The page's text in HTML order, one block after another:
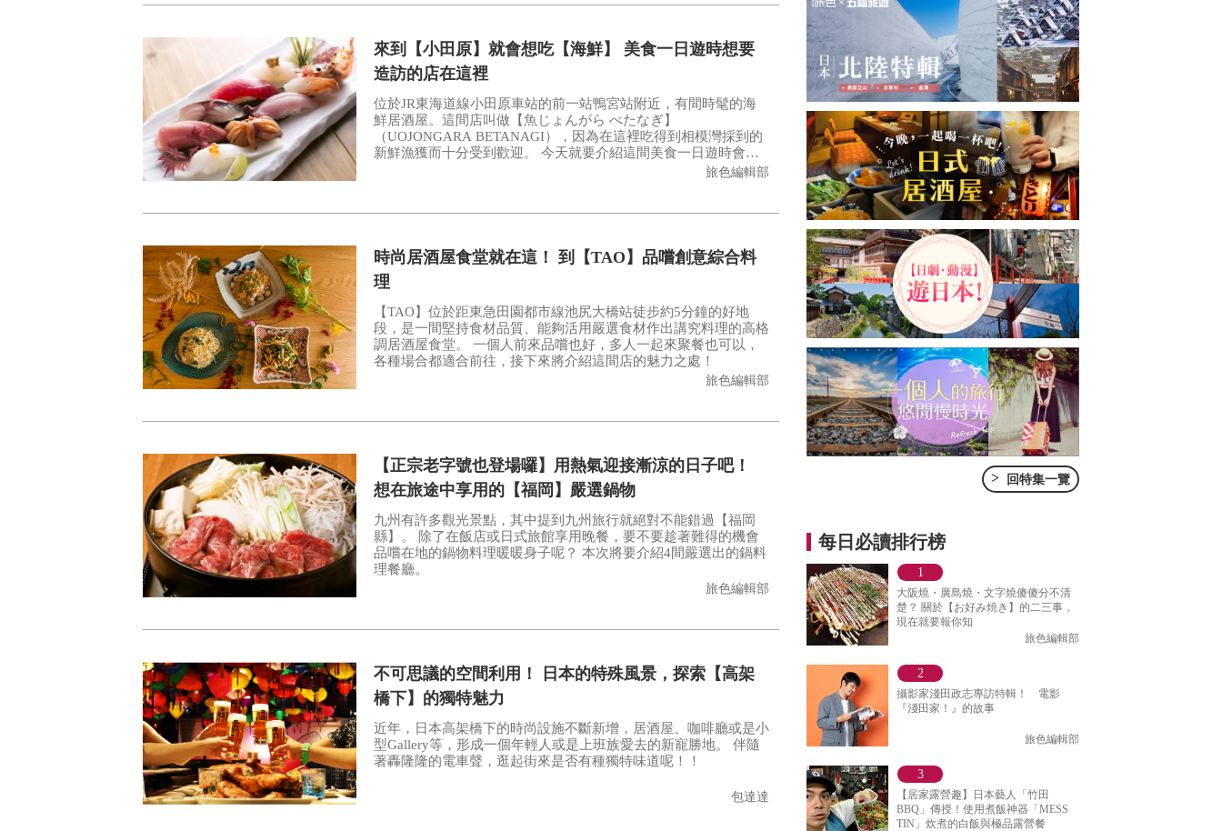
來到【小田原】就會想吃【海鮮】 美食一日遊時想要
造訪的店在這裡
位於JR東海道線小田原車站的前一站鴨宮站附近，有間時髦的海
鮮居酒屋。這間店叫做【魚じょんがら べたなぎ】
（UOJONGARA BETANAGI），因為在這裡吃得到相模灣採到的
新鮮漁獲而十分受到歡迎。 今天就要介紹這間美食一日遊時會想
旅色編輯部
時尚居酒屋食堂就在這！ 到【TAO】品嚐創意綜合料
理
【TAO】位於距東急田園都市線池尻大橋站徒步約5分鐘的好地
段，是一間堅持食材品質、能夠活用嚴選食材作出講究料理的高格
調居酒屋食堂。 一個人前來品嚐也好，多人一起來聚餐也可以，
各種場合都適合前往，接下來將介紹這間店的魅力之處！
旅色編輯部
【正宗老字號也登場囉】用熱氣迎接漸涼的日子吧！
想在旅途中享用的【福岡】嚴選鍋物
九州有許多觀光景點，其中提到九州旅行就絕對不能錯過【福岡
縣】。 除了在飯店或日式旅館享用晚餐，要不要趁著難得的機會
品嚐在地的鍋物料理暖暖身子呢？ 本次將要介紹4間嚴選出的鍋料
理餐廳。
旅色編輯部
不可思議的空間利用！ 日本的特殊風景，探索【高架
橋下】的獨特魅力
近年，日本高架橋下的時尚設施不斷新增，居酒屋、咖啡廳或是小
型Gallery等，形成一個年輕人或是上班族愛去的新寵勝地。 伴隨
著轟隆隆的電車聲，逛起街來是否有種獨特味道呢！！
包達達
> 回特集一覽
每日必讀排行榜
大阪燒・廣島燒・文字燒傻傻分不清
楚？ 關於【お好み焼き】的二三事，
現在就要報你知
旅色編輯部
攝影家淺田政志專訪特輯！ 電影
『淺田家！』的故事
旅色編輯部
【居家露營趣】日本藝人「竹田
BBQ」傳授！使用煮飯神器「MESS
TIN」炊煮的白飯與極品露營餐